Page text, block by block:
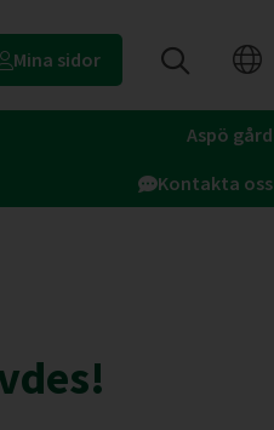
Mina sidor
Aspö gård
Kontakta oss